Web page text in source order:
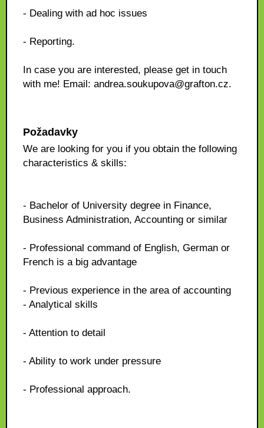
- Dealing with ad hoc issues
- Reporting.
In case you are interested, please get in touch
with me! Email: andrea.soukupova@grafton.cz.
Požadavky
We are looking for you if you obtain the following
characteristics & skills:
- Bachelor of University degree in Finance,
Business Administration, Accounting or similar
- Professional command of English, German or
French is a big advantage
- Previous experience in the area of accounting
- Analytical skills
- Attention to detail
- Ability to work under pressure
- Professional approach.